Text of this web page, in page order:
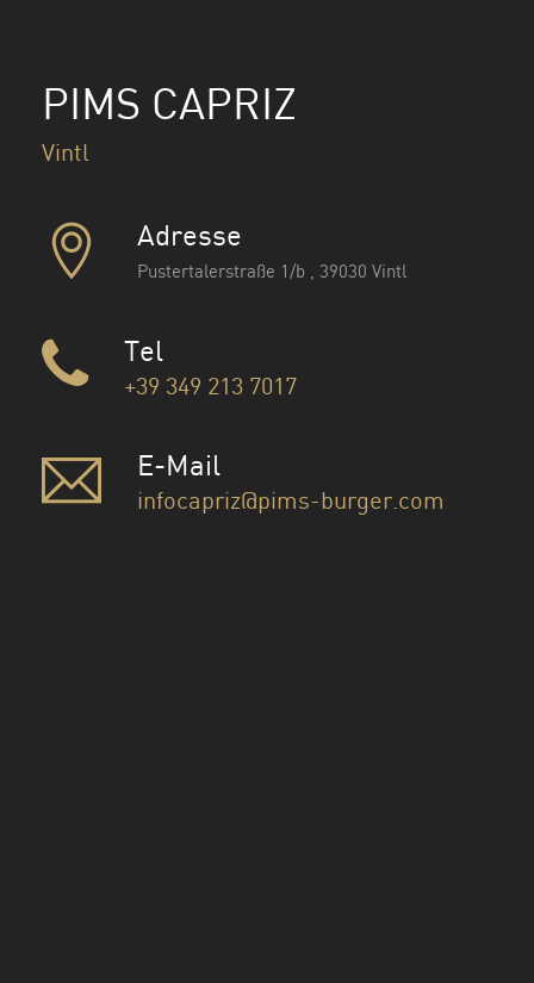
PIMS CAPRIZ
Vintl
Adresse
Pustertalerstraße 1/b , 39030 Vintl
Tel
+39 349 213 7017
E-Mail
infocapriz@pims-burger.com